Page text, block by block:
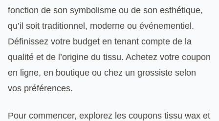
fonction de son symbolisme ou de son esthétique,
qu’il soit traditionnel, moderne ou événementiel.
Définissez votre budget en tenant compte de la
qualité et de l’origine du tissu. Achetez votre coupon
en ligne, en boutique ou chez un grossiste selon
vos préférences.
Pour commencer, explorez les coupons tissu wax et